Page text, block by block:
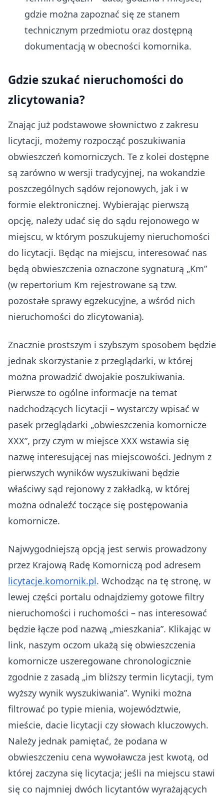
gdzie można zapoznać się ze stanem
technicznym przedmiotu oraz dostępną
dokumentacją w obecności komornika.
Gdzie szukać nieruchomości do
zlicytowania?
Znając już podstawowe słownictwo z zakresu
licytacji, możemy rozpocząć poszukiwania
obwieszczeń komorniczych. Te z kolei dostępne
są zarówno w wersji tradycyjnej, na wokandzie
poszczególnych sądów rejonowych, jak i w
formie elektronicznej. Wybierając pierwszą
opcję, należy udać się do sądu rejonowego w
miejscu, w którym poszukujemy nieruchomości
do licytacji. Będąc na miejscu, interesować nas
będą obwieszczenia oznaczone sygnaturą „Km”
(w repertorium Km rejestrowane są tzw.
pozostałe sprawy egzekucyjne, a wśród nich
nieruchomości do zlicytowania).
Znacznie prostszym i szybszym sposobem będzie
jednak skorzystanie z przeglądarki, w której
można prowadzić dwojakie poszukiwania.
Pierwsze to ogólne informacje na temat
nadchodzących licytacji – wystarczy wpisać w
pasek przeglądarki „obwieszczenia komornicze
XXX”, przy czym w miejsce XXX wstawia się
nazwę interesującej nas miejscowości. Jednym z
pierwszych wyników wyszukiwani będzie
właściwy sąd rejonowy z zakładką, w której
można odnaleźć toczące się postępowania
komornicze.
Najwygodniejszą opcją jest serwis prowadzony
przez Krajową Radę Komorniczą pod adresem
licytacje.komornik.pl. Wchodząc na tę stronę, w
lewej części portalu odnajdziemy gotowe filtry
nieruchomości i ruchomości – nas interesować
będzie łącze pod nazwą „mieszkania”. Klikając w
link, naszym oczom ukażą się obwieszczenia
komornicze uszeregowane chronologicznie
zgodnie z zasadą „im bliższy termin licytacji, tym
wyższy wynik wyszukiwania”. Wyniki można
filtrować po typie mienia, województwie,
mieście, dacie licytacji czy słowach kluczowych.
Należy jednak pamiętać, że podana w
obwieszczeniu cena wywoławcza jest kwotą, od
której zaczyna się licytacja; jeśli na miejscu stawi
się co najmniej dwóch licytantów wyrażających